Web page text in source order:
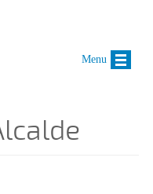
Menu